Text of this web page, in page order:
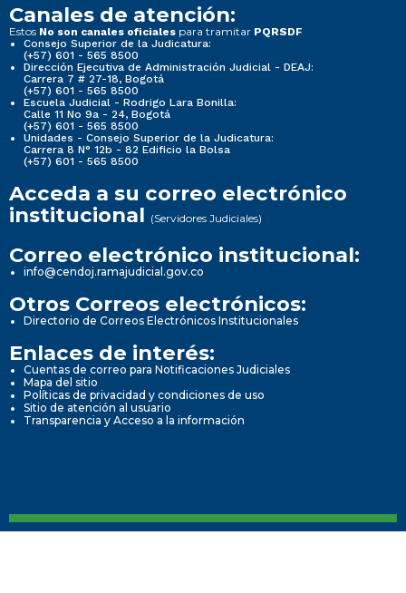
Canales de atención:
Estos No son canales oficiales para tramitar PQRSDF
Consejo Superior de la Judicatura:
(+57) 601 - 565 8500
Dirección Ejecutiva de Administración Judicial - DEAJ:
Carrera 7 # 27-18, Bogotá
(+57) 601 - 565 8500
Escuela Judicial - Rodrigo Lara Bonilla:
Calle 11 No 9a - 24, Bogotá
(+57) 601 - 565 8500
Unidades - Consejo Superior de la Judicatura:
Carrera 8 N° 12b - 82 Edificio la Bolsa
(+57) 601 - 565 8500
Acceda a su correo electrónico
institucional (Servidores Judiciales)
Correo electrónico institucional:
info@cendoj.ramajudicial.gov.co
Otros Correos electrónicos:
Directorio de Correos Electrónicos Institucionales
Enlaces de interés:
Cuentas de correo para Notificaciones Judiciales
Mapa del sitio
Políticas de privacidad y condiciones de uso
Sitio de atención al usuario
Transparencia y Acceso a la información